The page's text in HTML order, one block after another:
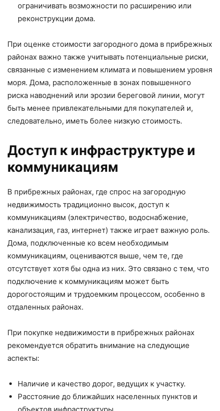
ограничивать возможности по расширению или
реконструкции дома.
При оценке стоимости загородного дома в прибрежных
районах важно также учитывать потенциальные риски,
связанные с изменением климата и повышением уровня
моря. Дома, расположенные в зонах повышенного
риска наводнений или эрозии береговой линии, могут
быть менее привлекательными для покупателей и,
следовательно, иметь более низкую стоимость.
Доступ к инфраструктуре и
коммуникациям
В прибрежных районах, где спрос на загородную
недвижимость традиционно высок, доступ к
коммуникациям (электричество, водоснабжение,
канализация, газ, интернет) также играет важную роль.
Дома, подключенные ко всем необходимым
коммуникациям, оцениваются выше, чем те, где
отсутствует хотя бы одна из них. Это связано с тем, что
подключение к коммуникациям может быть
дорогостоящим и трудоемким процессом, особенно в
отдаленных районах.
При покупке недвижимости в прибрежных районах
рекомендуется обратить внимание на следующие
аспекты:
Наличие и качество дорог, ведущих к участку.
Расстояние до ближайших населенных пунктов и